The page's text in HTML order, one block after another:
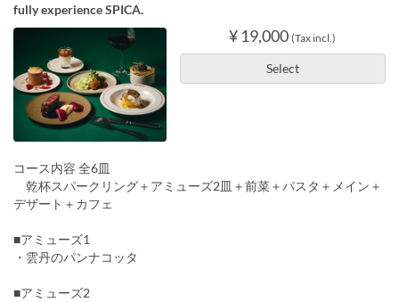
fully experience SPICA.
¥ 19,000 (Tax incl.)
Select
コース内容 全6皿
乾杯スパークリング＋アミューズ2皿＋前菜＋パスタ＋メイン＋
デザート＋カフェ
■アミューズ1
・雲丹のパンナコッタ
■アミューズ2